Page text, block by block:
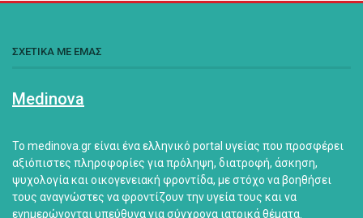
ΣΧΕΤΙΚΑ ΜΕ ΕΜΑΣ
Medinova
Το medinova.gr είναι ένα ελληνικό portal υγείας που προσφέρει
αξιόπιστες πληροφορίες για πρόληψη, διατροφή, άσκηση,
ψυχολογία και οικογενειακή φροντίδα, με στόχο να βοηθήσει
τους αναγνώστες να φροντίζουν την υγεία τους και να
ενημερώνονται υπεύθυνα για σύγχρονα ιατρικά θέματα.